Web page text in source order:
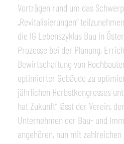
Vorträgen rund um das
„Revitalisierungen“
die IG Lebenszyklus Bau in
Prozesse bei der Planung,
Bewirtschaftung von
optimierter Gebäude zu
jährlichen Herbstkongresses
hat Zukunft“ lässt der Verein,
Unternehmen der Bau- und
angehören, nun mit